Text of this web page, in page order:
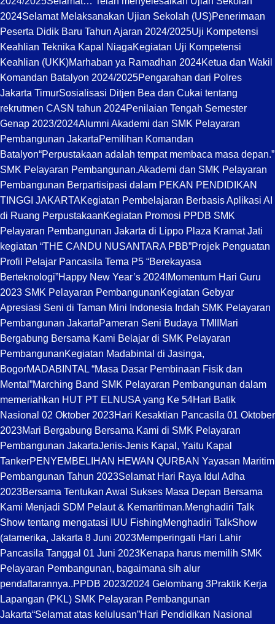
2024Selamat Melaksanakan Ujian Sekolah (US)Penerimaan
Peserta Didik Baru Tahun Ajaran 2024/2025Uji Kompetensi
Keahlian Teknika Kapal NiagaKegiatan Uji Kompetensi
Keahlian (UKK)Marhaban ya Ramadhan 2024Ketua dan Wakil
Komandan Batalyon 2024/2025Pengarahan dari Polres
Jakarta TimurSosialisasi Ditjen Bea dan Cukai tentang
rekrutmen CASN tahun 2024Penilaian Tengah Semester
Genap 2023/2024Alumni Akademi dan SMK Pelayaran
Pembangunan JakartaPemilihan Komandan
Batalyon“Perpustakaan adalah tempat membaca masa depan.”
SMK Pelayaran Pembangunan.Akademi dan SMK Pelayaran
Pembangunan Berpartisipasi dalam PEKAN PENDIDIKAN
TINGGI JAKARTAKegiatan Pembelajaran Berbasis Aplikasi AI
di Ruang PerpustakaanKegiatan Promosi PPDB SMK
Pelayaran Pembangunan Jakarta di Lippo Plaza Kramat Jati
kegiatan “THE CANDU NUSANTARA PBB”Projek Penguatan
Profil Pelajar Pancasila Tema P5 “Berekayasa
Berteknologi”Happy New Year’s 2024!Momentum Hari Guru
2023 SMK Pelayaran PembangunanKegiatan Gebyar
Apresiasi Seni di Taman Mini Indonesia Indah SMK Pelayaran
Pembangunan JakartaPameran Seni Budaya TMII
Mari
Bergabung Bersama Kami Belajar di SMK Pelayaran
PembangunanKegiatan Madabintal di Jasinga,
BogorMADABINTAL “Masa Dasar Pembinaan Fisik dan
Mental”Marching Band SMK Pelayaran Pembangunan dalam
memeriahkan HUT PT ELNUSA yang Ke 54Hari Batik
Nasional 02 Oktober 2023Hari Kesaktian Pancasila 01 Oktober
2023Mari Bergabung Bersama Kami di SMK Pelayaran
Pembangunan JakartaJenis-Jenis Kapal, Yaitu Kapal
TankerPENYEMBELIHAN HEWAN QURBAN Yayasan Maritim
Pembangunan Tahun 2023Selamat Hari Raya Idul Adha
2023Bersama Tentukan Awal Sukses Masa Depan Bersama
Kami Menjadi SDM Pelaut & Kemaritiman.Menghadiri Talk
Show tentang mengatasi IUU FishingMenghadiri TalkShow
(atamerika, Jakarta 8 Juni 2023Memperingati Hari Lahir
Pancasila Tanggal 01 Juni 2023Kenapa harus memilih SMK
Pelayaran Pembangunan, bagaimana sih alur
pendaftarannya..PPDB 2023/2024 Gelombang 3Praktik Kerja
Lapangan (PKL) SMK Pelayaran Pembangunan
Jakarta“Selamat atas kelulusan”Hari Pendidikan Nasional